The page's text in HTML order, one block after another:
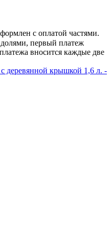
с оплатой частями.
первый платеж
вносится каждые две
деревянной крышкой 1,6 л. -